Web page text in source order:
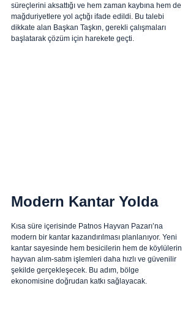
süreçlerini aksattığı ve hem zaman kaybına hem de
mağduriyetlere yol açtığı ifade edildi. Bu talebi
dikkate alan Başkan Taşkın, gerekli çalışmaları
başlatarak çözüm için harekete geçti.
Modern Kantar Yolda
Kısa süre içerisinde Patnos Hayvan Pazarı’na
modern bir kantar kazandırılması planlanıyor. Yeni
kantar sayesinde hem besicilerin hem de köylülerin
hayvan alım-satım işlemleri daha hızlı ve güvenilir
şekilde gerçekleşecek. Bu adım, bölge
ekonomisine doğrudan katkı sağlayacak.